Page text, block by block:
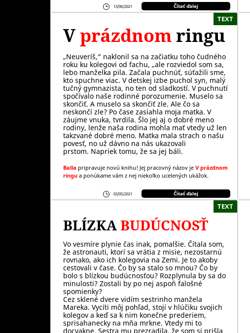
13/06/2021 Čítať ďalej
TEXT
Vprázdnomringu
„Neuveríš,“ naklonil sa na začiatku toho čudného
roku ku kolegovi od fachu, „ale rozviedol som sa,
lebo manželka pila. Začala puchnúť, súťažili sme,
kto spuchne viac. V detskej izbe puchol syn, malý
tučný gymnazista, no ten od sladkostí. V puchnutí
spočívalo naše rodinné porozumenie. Muselo sa
skončiť. A muselo sa skončiť zle. Ale čo sa
neskončí zle? Po čase zasiahla moja matka. V
záujme vnuka, tvrdila. Šlo jej aj o dobré meno
rodiny, lenže naša rodina mohla mať vtedy už len
takzvané dobré meno. Matka mala strach o našu
povesť, no už dávno na nás ukazovali
prstom. Napriek tomu, že sa jej báli.
Balla pripravuje novú knihu! Jej pracovný názov je V prázdnom
ringu a ponúkame vám z nej niekoľko ucelených ukážok.
03/05/2021 Čítať ďalej
TEXT
BLÍZKABUDÚCNOSŤ
Vo vesmíre plynie čas inak, pomalšie. Čítala som,
že astronauti, ktorí sa vrátia z misie, nezostarnú
rovnako, ako ich kolegovia na Zemi. Je to akoby
cestovali v čase. Čo by sa stalo so mnou? Čo by
bolo s blízkou budúcnosťou? Rozplynula by sa do
minulosti? Zostali by po nej aspoň falošné
spomienky?
Cez sklené dvere vidím sestrinho manžela
Mareka. Vycíti môj pohľad, stojí v hlúčiku svojich
kolegov a keď sa k nim konečne prederiem,
sprisahanecky na mňa mrkne. Vtedy mi to
docvakne. Sestra mu prezradila, že som si prišla